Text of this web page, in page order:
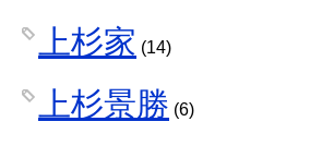
上杉家 (14)
上杉景勝 (6)